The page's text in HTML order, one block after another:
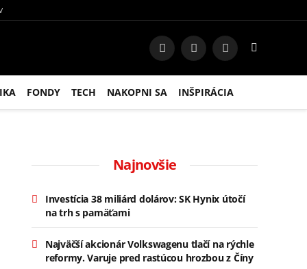
FacebookInstagram
RSS
FONDY TECH NAKOPNI SA INŠPIRÁCIA
Najnovšie
Investícia 38 miliárd dolárov: SK Hynix útočí
na trh s pamäťami
Najväčší akcionár Volkswagenu tlačí na rýchle
reformy. Varuje pred rastúcou hrozbou z Číny